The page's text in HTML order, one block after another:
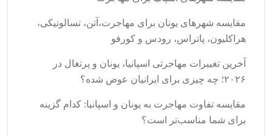
مقایسه شهرهای یونان برای مهاجرت،آتن، تسالونیکی،
هراکلیون، پاتراس، رودس و کورفو
آخرین تغییرات مهاجرتی اسپانیا، یونان و پرتغال در
۲۰۲۶؛ چه چیزی برای ایرانیان عوض شده؟
مقایسه تفاوت مهاجرت به یونان و اسپانیا: کدام گزینه
برای شما مناسب‌تر است؟